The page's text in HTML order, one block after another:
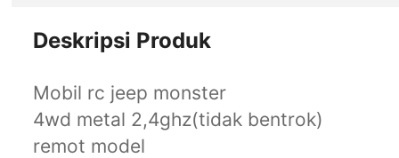
Deskripsi Produk
Mobil rc jeep monster
4wd metal 2,4ghz(tidak bentrok)
remot model